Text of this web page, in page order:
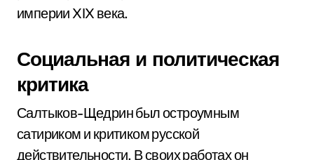
империи XIX века.
Социальная и политическая
критика
Салтыков-Щедрин был остроумным
сатириком и критиком русской
действительности. В своих работах он